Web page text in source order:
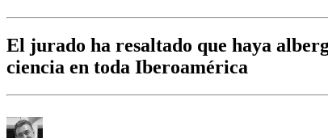
El jurado ha resaltado que haya
ciencia en toda Iberoamérica